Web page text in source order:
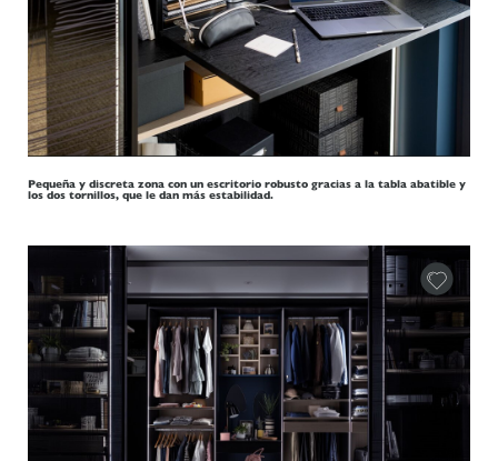
Pequeña y discreta zona con un escritorio robusto gracias a la tabla abatible y
los dos tornillos, que le dan más estabilidad.